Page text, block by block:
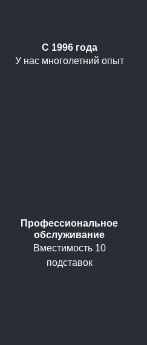
С 1996 года
У нас многолетний опыт
Профессиональное
обслуживание
Вместимость 10
подставок